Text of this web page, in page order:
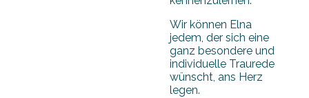
Wir können Elna
jedem, der sich eine
ganz besondere und
individuelle Traurede
wünscht, ans Herz
legen.